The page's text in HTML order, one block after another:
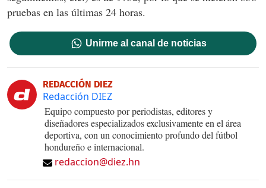
pruebas en las últimas 24 horas.
Unirme al canal de noticias
REDACCIÓN DIEZ
Redacción DIEZ
Equipo compuesto por periodistas, editores y
diseñadores especializados exclusivamente en el área
deportiva, con un conocimiento profundo del fútbol
hondureño e internacional.
redaccion@diez.hn